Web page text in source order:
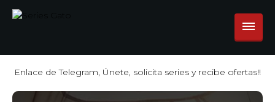
Enlace de Telegram, Únete, solicita series y recibe ofertas!!